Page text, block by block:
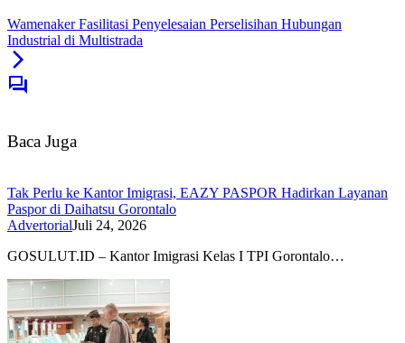
Wamenaker Fasilitasi Penyelesaian Perselisihan Hubungan
Industrial di Multistrada
Baca Juga
Tak Perlu ke Kantor Imigrasi, EAZY PASPOR Hadirkan Layanan
Paspor di Daihatsu Gorontalo
AdvertorialJuli 24, 2026
GOSULUT.ID – Kantor Imigrasi Kelas I TPI Gorontalo…